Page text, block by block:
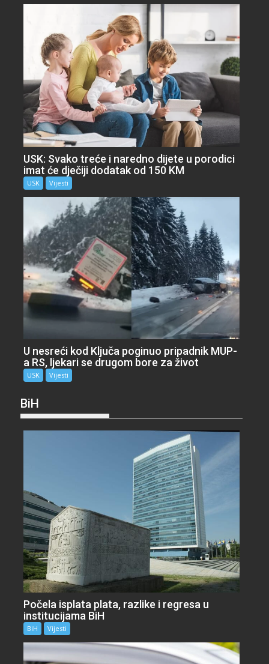
USK: Svako treće i naredno dijete u porodici
imat će dječiji dodatak od 150 KM
USK Vijesti
U nesreći kod Ključa poginuo pripadnik MUP-
a RS, ljekari se drugom bore za život
USK Vijesti
BiH
Počela isplata plata, razlike i regresa u
institucijama BiH
BiH Vijesti